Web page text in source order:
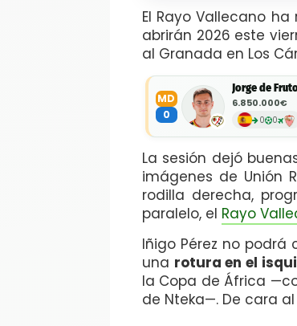
El Rayo Vallecano
abrirán 2026 este
al Granada en Los
MD
0
Jorge de
6.850.000€
0 0
La sesión dejó
imágenes de Unión
rodilla derecha,
paralelo, el Rayo
Iñigo Pérez no podrá
una rotura en el
la Copa de África
de Nteka—. De cara